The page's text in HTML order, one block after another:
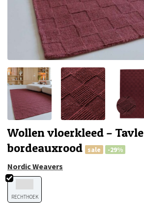
Wollen vloerkleed – Tavle
bordeauxrood
sale -29%
Nordic Weavers
RECHTHOEK